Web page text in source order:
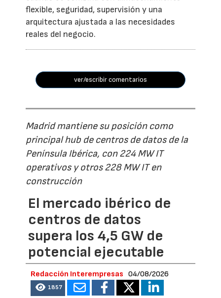
flexible, seguridad, supervisión y una
arquitectura ajustada a las necesidades
reales del negocio.
ver/escribir comentarios
Madrid mantiene su posición como
principal hub de centros de datos de la
Península Ibérica, con 224 MW IT
operativos y otros 228 MW IT en
construcción
El mercado ibérico de
centros de datos
supera los 4,5 GW de
potencial ejecutable
Redacción Interempresas 04/08/2026
1857